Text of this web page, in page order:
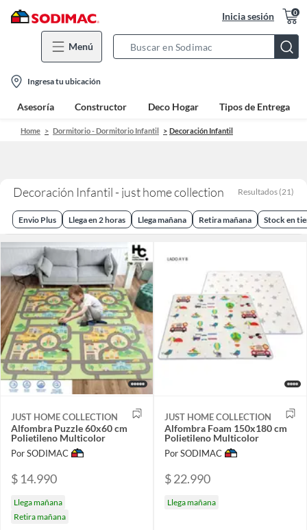
Inicia sesión 0
Menú
Bar
location-
icon
Ingresa tu ubicación
Asesoría Constructor Deco Hogar Tipos de Entrega
Home Dormitorio - Dormitorio Infantil Decoración Infantil
Decoración Infantil - just home collection Resultados (21)
Envio Plus Llega en 2 horas Llega mañana Retira mañana Stock en
JUST HOME COLLECTION
Alfombra Puzzle 60x60 cm
Polietileno Multicolor
Por SODIMAC
$ 14.990
Llega mañana
Retira mañana
JUST HOME COLLECTION
Alfombra Foam 150x180 cm
Polietileno Multicolor
Por SODIMAC
$ 22.990
Llega mañana